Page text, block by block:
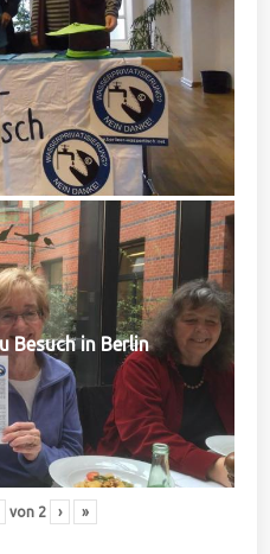
Besuch in Berlin
von 2 › »